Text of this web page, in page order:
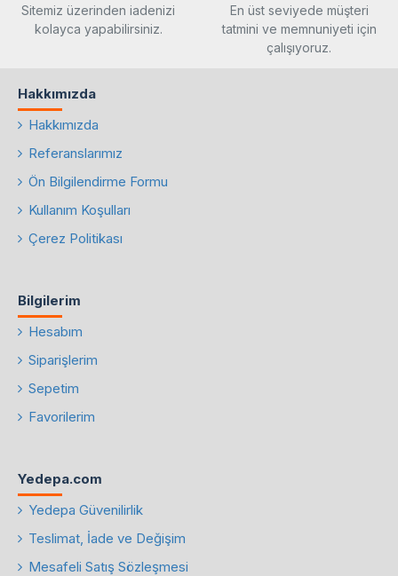
Sitemiz üzerinden iadenizi
kolayca yapabilirsiniz.
En üst seviyede müşteri
tatmini ve memnuniyeti için
çalışıyoruz.
Hakkımızda
Hakkımızda
Referanslarımız
Ön Bilgilendirme Formu
Kullanım Koşulları
Çerez Politikası
Bilgilerim
Hesabım
Siparişlerim
Sepetim
Favorilerim
Yedepa.com
Yedepa Güvenilirlik
Teslimat, İade ve Değişim
Mesafeli Satış Sözleşmesi